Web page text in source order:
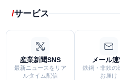
サービス
産業新聞SNS
最新ニュースをリア
ルタイム配信
メール速
鉄鋼・非鉄の
お届け